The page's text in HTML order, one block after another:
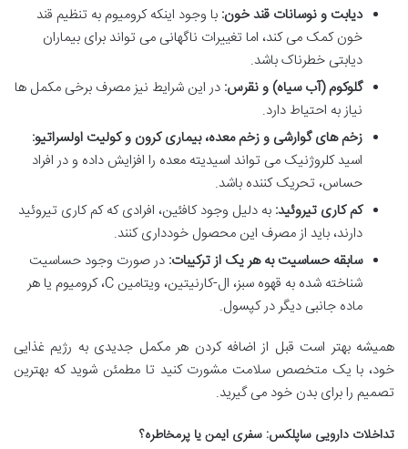
دیابت و نوسانات قند خون: با وجود اینکه کرومیوم به تنظیم قند
خون کمک می کند، اما تغییرات ناگهانی می تواند برای بیماران
دیابتی خطرناک باشد.
گلوکوم (آب سیاه) و نقرس: در این شرایط نیز مصرف برخی مکمل ها
نیاز به احتیاط دارد.
زخم های گوارشی و زخم معده، بیماری کرون و کولیت اولسراتیو:
اسید کلروژنیک می تواند اسیدیته معده را افزایش داده و در افراد
حساس، تحریک کننده باشد.
کم کاری تیروئید: به دلیل وجود کافئین، افرادی که کم کاری تیروئید
دارند، باید از مصرف این محصول خودداری کنند.
سابقه حساسیت به هر یک از ترکیبات: در صورت وجود حساسیت
شناخته شده به قهوه سبز، ال-کارنیتین، ویتامین C، کرومیوم یا هر
ماده جانبی دیگر در کپسول.
همیشه بهتر است قبل از اضافه کردن هر مکمل جدیدی به رژیم غذایی
خود، با یک متخصص سلامت مشورت کنید تا مطمئن شوید که بهترین
تصمیم را برای بدن خود می گیرید.
تداخلات دارویی ساپلکس: سفری ایمن یا پرمخاطره؟